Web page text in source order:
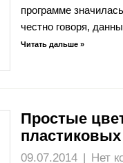
программе
честно говоря,
Читать дальше »
Простые
09.07.2014 | Нет